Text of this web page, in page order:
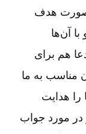
صورت هدف
آن‌ها
جواب دعا هم برای
مناسب به ما
هدایت
در مورد جواب